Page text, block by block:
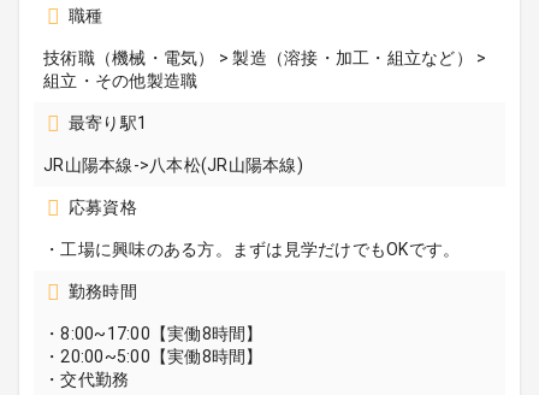
職種
技術職（機械・電気） > 製造（溶接・加工・組立など） >
組立・その他製造職
最寄り駅1
JR山陽本線->八本松(JR山陽本線)
応募資格
・工場に興味のある方。まずは見学だけでもOKです。
勤務時間
・8:00~17:00【実働8時間】
・20:00~5:00【実働8時間】
・交代勤務